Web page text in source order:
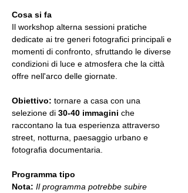
Cosa si fa
Il workshop alterna sessioni pratiche
dedicate ai tre generi fotografici principali e
momenti di confronto, sfruttando le diverse
condizioni di luce e atmosfera che la città
offre nell'arco delle giornate.
Obiettivo: tornare a casa con una
selezione di 30-40 immagini che
raccontano la tua esperienza attraverso
street, notturna, paesaggio urbano e
fotografia documentaria.
Programma tipo
Nota: Il programma potrebbe subire